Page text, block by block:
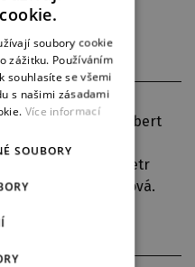
- ouvertura, Robert
Leoš Janáček:
Ardaševová, Petr
GERMAN
soubory cookie
zážitku. Používáním
souhlasíte se všemi
s našimi zásadami
Více informací
SOUBORY